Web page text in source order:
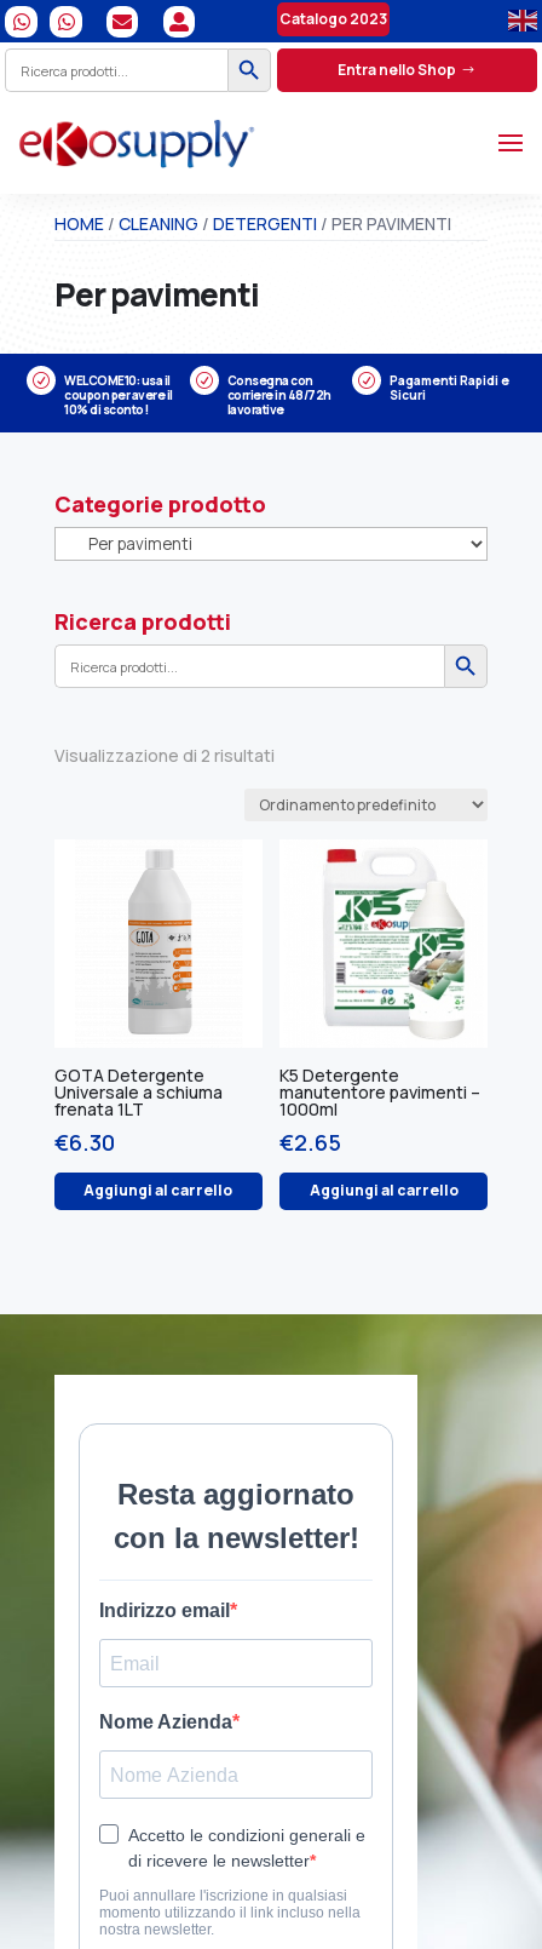
    Catalogo 2023
Search
for:
Search Button
Entra nello Shop
HOME/ CLEANING / DETERGENTI / PER PAVIMENTI
Per pavimenti
R
WELCOME10: usa il
coupon per avere il
10% di sconto!
R
Consegna con
corriere in 48/72h
lavorative
R
Pagamenti Rapidi e
Sicuri
Categorie prodotto
Ricerca prodotti
Search
for:
Search Button
Visualizzazione di 2 risultati
GOTA Detergente
Universale a schiuma
frenata 1LT
€6.30
Aggiungi al carrello
K5 Detergente
manutentore pavimenti –
1000ml
€2.65
Aggiungi al carrello